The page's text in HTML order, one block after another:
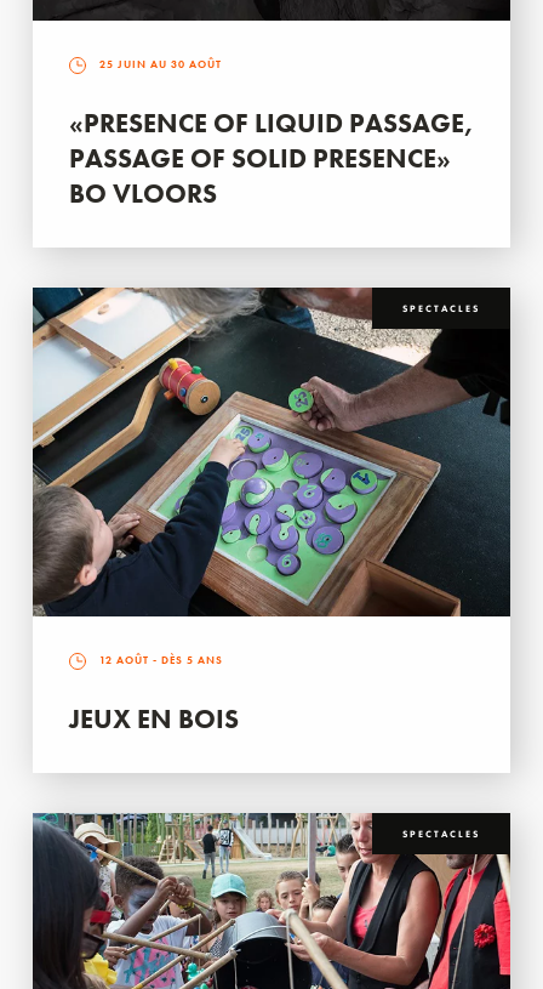
25 JUIN AU 30 AOÛT
«PRESENCE OF LIQUID PASSAGE,
PASSAGE OF SOLID PRESENCE»
BO VLOORS
SPECTACLES
12 AOÛT - DÈS 5 ANS
JEUX EN BOIS
SPECTACLES